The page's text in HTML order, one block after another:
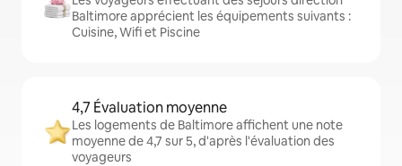
Baltimore apprécient les équipements suivants :
Cuisine, Wifi et Piscine
4,7 Évaluation moyenne
Les logements de Baltimore affichent une note
moyenne de 4,7 sur 5, d'après l'évaluation des
voyageurs